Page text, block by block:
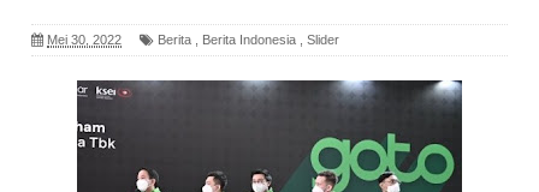
Mei 30, 2022 Berita Berita Indonesia Slider